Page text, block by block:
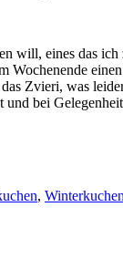
will, eines das
Wochenende
Zvieri, was
bei
, Winterkuchen